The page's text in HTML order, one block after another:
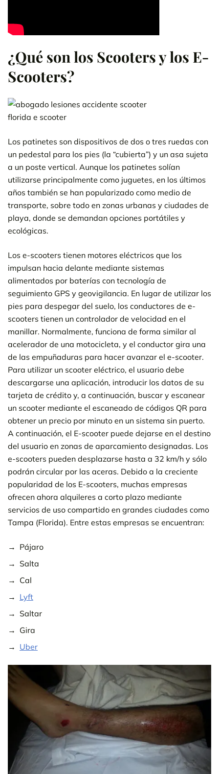
PÓNGASE EN CONTACTO CON NUESTRO
¿Qué son los Scooters y los E-
Scooters?
Los patinetes son dispositivos de dos o tres ruedas con
un pedestal para los pies (la “cubierta”) y un asa sujeta
a un poste vertical. Aunque los patinetes solían
utilizarse principalmente como juguetes, en los últimos
años también se han popularizado como medio de
transporte, sobre todo en zonas urbanas y ciudades de
playa, donde se demandan opciones portátiles y
ecológicas.
Los e-scooters tienen motores eléctricos que los
impulsan hacia delante mediante sistemas
alimentados por baterías con tecnología de
seguimiento GPS y geovigilancia. En lugar de utilizar los
pies para despegar del suelo, los conductores de e-
scooters tienen un controlador de velocidad en el
manillar. Normalmente, funciona de forma similar al
acelerador de una motocicleta, y el conductor gira una
de las empuñaduras para hacer avanzar el e-scooter.
Para utilizar un scooter eléctrico, el usuario debe
descargarse una aplicación, introducir los datos de su
tarjeta de crédito y, a continuación, buscar y escanear
un scooter mediante el escaneado de códigos QR para
obtener un precio por minuto en un sistema sin puerto.
A continuación, el E-scooter puede dejarse en el destino
del usuario en zonas de aparcamiento designadas. Los
e-scooters pueden desplazarse hasta a 32 km/h y sólo
podrán circular por las aceras. Debido a la creciente
popularidad de los E-scooters, muchas empresas
ofrecen ahora alquileres a corto plazo mediante
servicios de uso compartido en grandes ciudades como
Tampa (Florida). Entre estas empresas se encuentran:
Pájaro
Salta
Cal
Lyft
Saltar
Gira
Uber